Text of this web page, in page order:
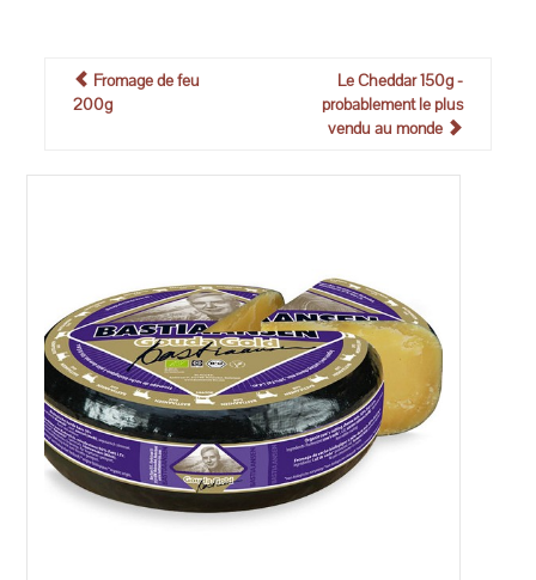
Fromage de feu
200g
Le Cheddar 150g -
probablement le plus
vendu au monde